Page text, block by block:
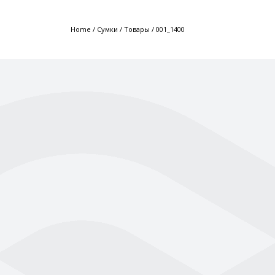
Home / Сумки / Товары / 001_1400